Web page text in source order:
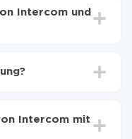
Intercom und
Intercom mit